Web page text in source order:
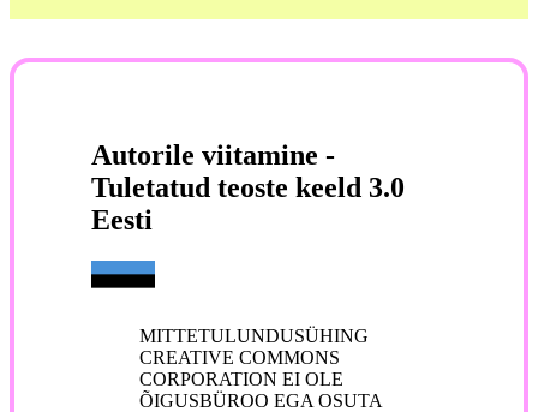
Autorile viitamine -
Tuletatud teoste keeld 3.0
Eesti
MITTETULUNDUSÜHING
CREATIVE COMMONS
CORPORATION EI OLE
ÕIGUSBÜROO EGA OSUTA